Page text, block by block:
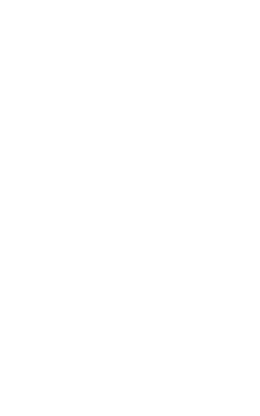
in, Color: Rosa, Talla: XL